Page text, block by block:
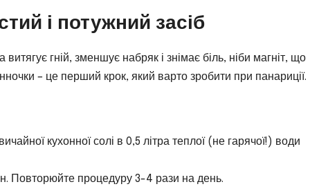
і потужний засіб
гній, зменшує набряк і знімає біль, ніби магніт, що
– це перший крок, який варто зробити при панариції.
кухонної солі в 0,5 літра теплої (не гарячої!) води
Повторюйте процедуру 3-4 рази на день.